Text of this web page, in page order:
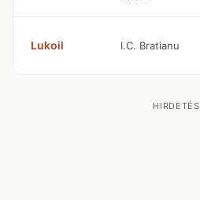
Lukoil I.C. Bratianu
HIRDETÉS